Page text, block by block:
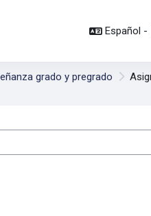
Español -
grado y pregrado